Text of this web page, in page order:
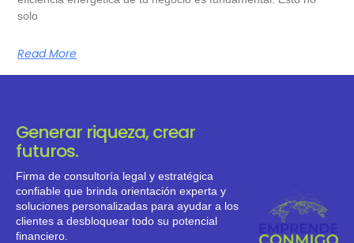
solo
Read More
Generar riqueza, crear
futuros.
Firma de consultoría legal y estratégica
confiable que brinda orientación experta y
soluciones personalizadas para ayudar a los
clientes a desbloquear todo su potencial
financiero.